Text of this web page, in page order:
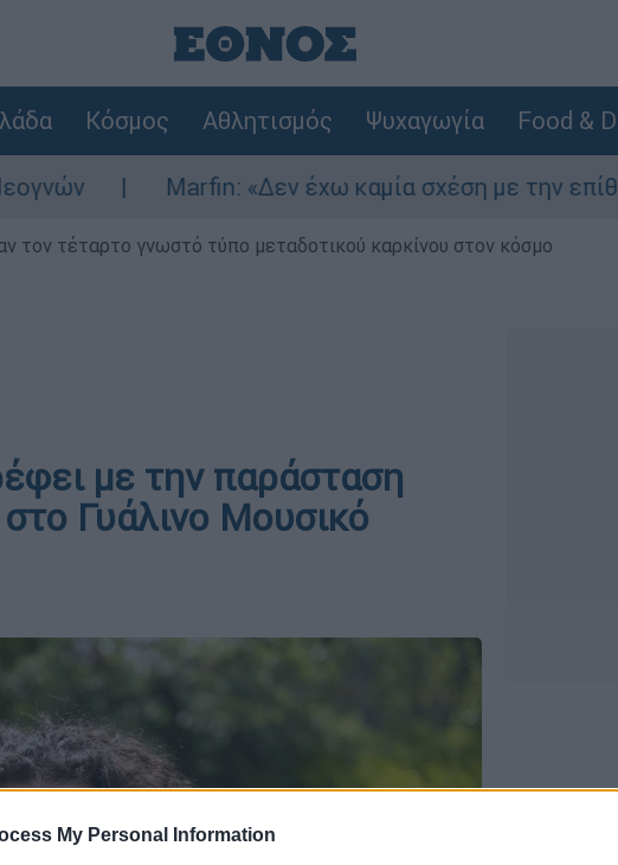
My Personal Information
Κόσμος Αθλητισμός Ψυχαγωγία Food &
Marfin: «Δεν έχω καμία σχέση με την επίθεση»
τον τέταρτο γνωστό τύπο μεταδοτικού καρκίνου στον κόσμο
με την παράσταση
Γυάλινο Μουσικό